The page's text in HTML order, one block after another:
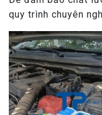
quy trình chuyên